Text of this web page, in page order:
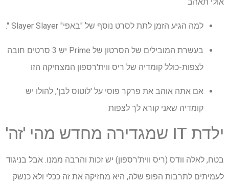
למה הגיע הזמן לתת לסרט נוסף של "באפי" Slayer Slayer ".
בעשרת המובילים של הסרטון של Prime יש 3 סרטים חובה
לצפות-כולל קומדיה של ריס ווית'רספון המצחיקה הזו
אם אתה אוהב את פרקר פוסי על 'לוטוס לבן', להולו יש
קומדיה שאני קורא לך לצפות
ילדת IT שמגדירה מחדש מהי 'זה'
בטח, לאלה וודס (ריס ווית'רספון) יש זכות והרבה ממנו. אבל בניגוד
לעמיתים לתרבות הפופ שלה, היא מחזיקה את זה ככלי ולא כנשק.